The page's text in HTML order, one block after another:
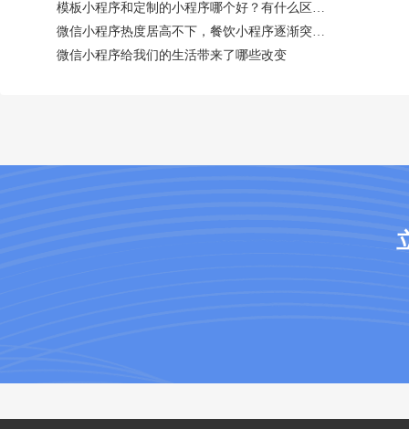
微信小程序给我们的生活带来了哪些改变